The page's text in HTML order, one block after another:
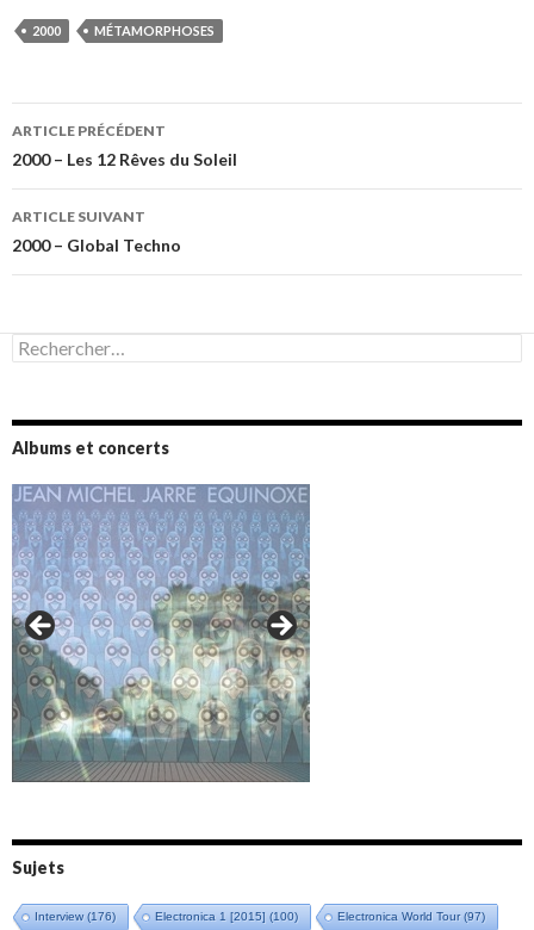
2000 MÉTAMORPHOSES
Navigation
des
articles
ARTICLE PRÉCÉDENT
2000 – Les 12 Rêves du Soleil
ARTICLE SUIVANT
2000 – Global Techno
Rechercher :
Albums et concerts
Amazônia (2021)
Oxymore (2022)
Versailles 400 (2024)
Live in Bratislava (2025)
Sujets
Interview(176) Electronica 1 [2015] (100) Electronica World Tour(97)